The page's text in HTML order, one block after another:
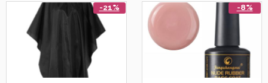
-21% -8%